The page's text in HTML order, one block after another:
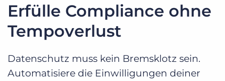
Erfülle Compliance ohne
Tempoverlust
Datenschutz muss kein Bremsklotz sein.
Automatisiere die Einwilligungen deiner